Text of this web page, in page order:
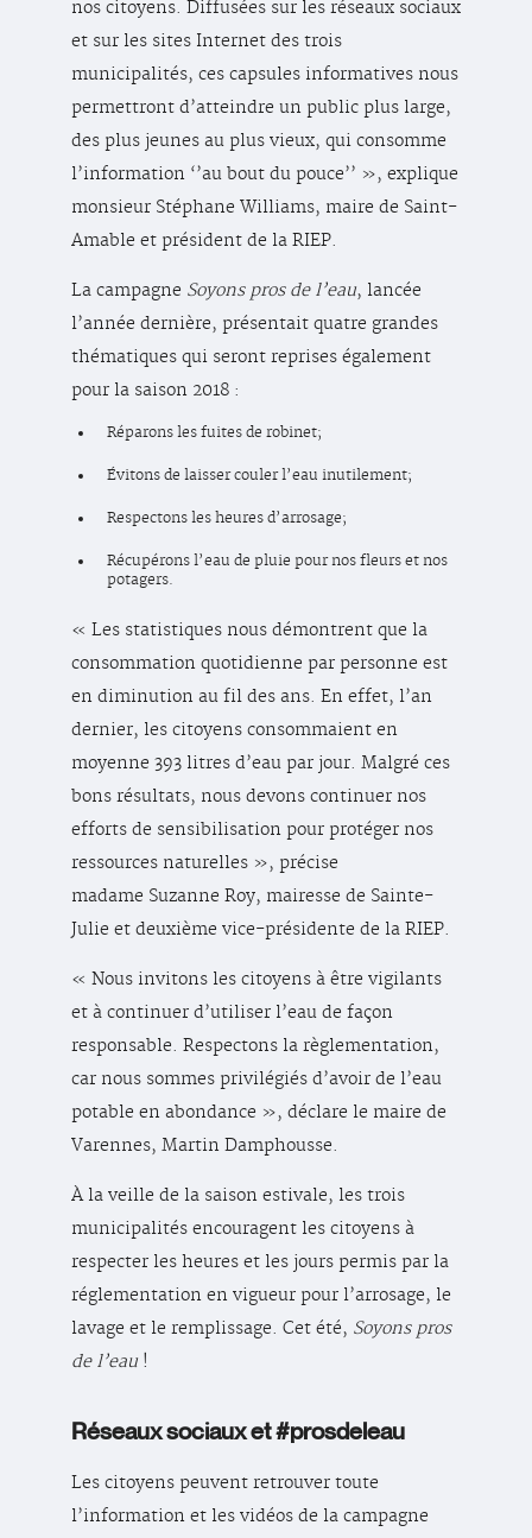
nos citoyens. Diffusées sur les réseaux sociaux
et sur les sites Internet des trois
municipalités, ces capsules informatives nous
permettront d’atteindre un public plus large,
des plus jeunes au plus vieux, qui consomme
l’information ‘’au bout du pouce’’ », explique
monsieur Stéphane Williams, maire de Saint-
Amable et président de la RIEP.
La campagne Soyons pros de l’eau, lancée
l’année dernière, présentait quatre grandes
thématiques qui seront reprises également
pour la saison 2018 :
Réparons les fuites de robinet;
Évitons de laisser couler l’eau inutilement;
Respectons les heures d’arrosage;
Récupérons l’eau de pluie pour nos fleurs et nos
potagers.
« Les statistiques nous démontrent que la
consommation quotidienne par personne est
en diminution au fil des ans. En effet, l’an
dernier, les citoyens consommaient en
moyenne 393 litres d’eau par jour. Malgré ces
bons résultats, nous devons continuer nos
efforts de sensibilisation pour protéger nos
ressources naturelles », précise
madame Suzanne Roy, mairesse de Sainte-
Julie et deuxième vice-présidente de la RIEP.
« Nous invitons les citoyens à être vigilants
et à continuer d’utiliser l’eau de façon
responsable. Respectons la règlementation,
car nous sommes privilégiés d’avoir de l’eau
potable en abondance », déclare le maire de
Varennes, Martin Damphousse.
À la veille de la saison estivale, les trois
municipalités encouragent les citoyens à
respecter les heures et les jours permis par la
réglementation en vigueur pour l’arrosage, le
lavage et le remplissage. Cet été, Soyons pros
de l’eau!
Réseaux sociaux et #prosdeleau
Les citoyens peuvent retrouver toute
l’information et les vidéos de la campagne